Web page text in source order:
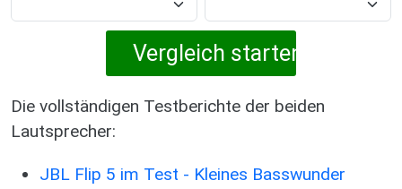
Die vollständigen Testberichte der beiden
Lautsprecher:
JBL Flip 5 im Test - Kleines Basswunder